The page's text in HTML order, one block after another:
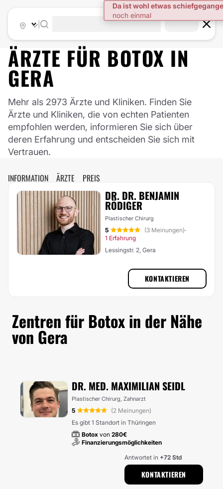
ÄRZTE FÜR BOTOX IN
GERA
Mehr als 2973 Ärzte und Kliniken. Finden Sie
Ärzte und Kliniken, die von echten Patienten
empfohlen werden, informieren Sie sich über
deren Erfahrung und entscheiden Sie sich mit
Vertrauen.
INFORMATION ÄRZTE PREIS
DR. DR. BENJAMIN
RÖDIGER
Plastischer Chirurg
5 (3 Meinungen)·
1 Erfahrung
Lessingstr. 2, Gera
KONTAKTIEREN
Zentren für Botox in der Nähe
von Gera
DR. MED. MAXIMILIAN SEIDL
Plastischer Chirurg, Zahnarzt
5
(2 Meinungen)
Es gibt 1 Standort in Thüringen
Botox von 280€
Finanzierungsmöglichkeiten
Antwortet in +72 Std
KONTAKTIEREN